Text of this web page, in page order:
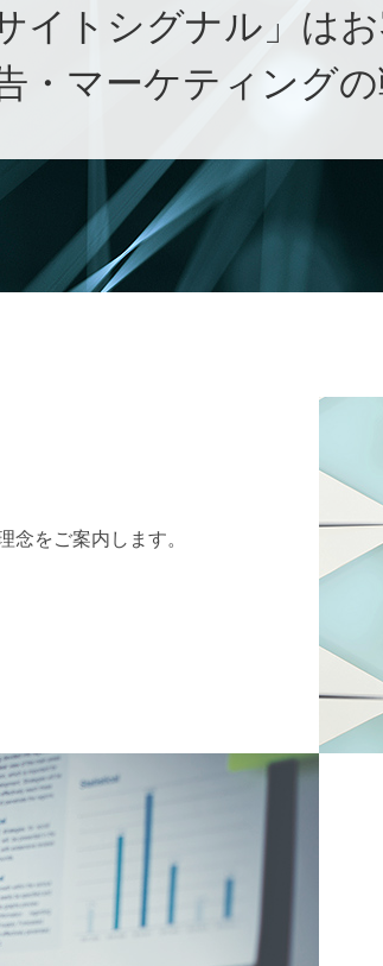
イトシグナル」は
・マーケティングの
念をご案内します。